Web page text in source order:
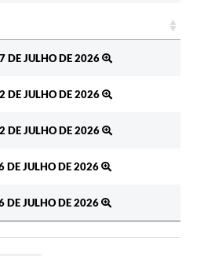
DE JULHO DE 2026
DE JULHO DE 2026
DE JULHO DE 2026
DE JULHO DE 2026
DE JULHO DE 2026